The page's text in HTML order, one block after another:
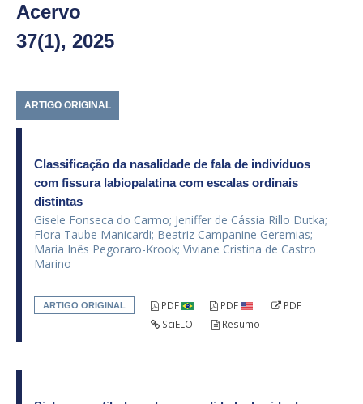
Acervo
37(1), 2025
ARTIGO ORIGINAL
Classificação da nasalidade de fala de indivíduos
com fissura labiopalatina com escalas ordinais
distintas
Gisele Fonseca do Carmo; Jeniffer de Cássia Rillo Dutka;
Flora Taube Manicardi; Beatriz Campanine Geremias;
Maria Inês Pegoraro-Krook; Viviane Cristina de Castro
Marino
ARTIGO ORIGINAL PDF PDF
PDF
SciELO
Resumo